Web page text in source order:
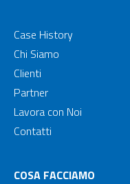
Case History
Chi Siamo
Clienti
Partner
Lavora con Noi
Contatti
COSA FACCIAMO